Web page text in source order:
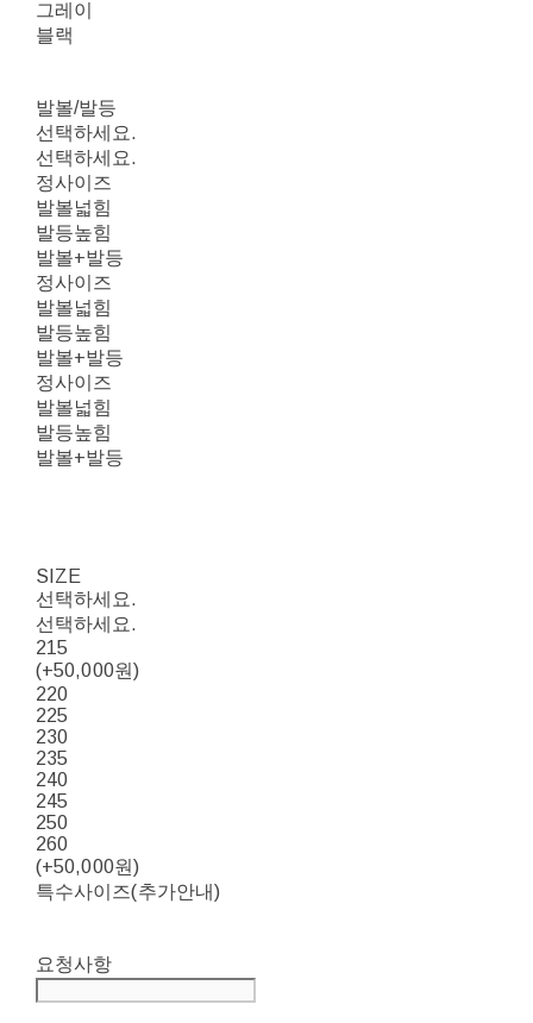
그레이
블랙
발볼/발등
선택하세요.
선택하세요.
정사이즈
발볼넓힘
발등높힘
발볼+발등
정사이즈
발볼넓힘
발등높힘
발볼+발등
정사이즈
발볼넓힘
발등높힘
발볼+발등
SIZE
선택하세요.
선택하세요.
215
(+50,000원)
220
225
230
235
240
245
250
260
(+50,000원)
특수사이즈(추가안내)
요청사항